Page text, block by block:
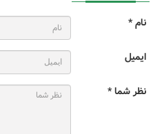
نام *
ایمیل
نظر شما *